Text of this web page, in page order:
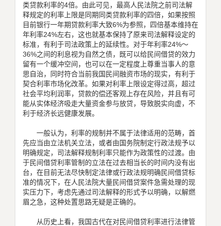
类贷款利率的4倍。由此可见，最高人民法院之前司法解
释规定的利率上限是同期同类贷款利率的四倍，如果按照
目前银行一年期贷款利率大致6%为参照，四倍基本维持在
年利率24%左右，这也就基本保持了原来司法解释设定的
标准，有利于司法政策上的延续性。对于年利率24%～
36%之间的利息视为自然之债，既可以给民间借贷的效力
留有一个缓冲空间，也可以在一定程度上尊重当事人的意
思自治，同时符合当前我国民间融资市场的现实，有利于
契合利率市场化改革。如果对利率上限设定得过高，超过
社会平均利润率，贷款的偿还客观上存在风险，并且有可
能从实体经济吸走大量资金参与放贷，导致脱实向虚，不
利于经济长远健康发展。
一般认为，利率的规制并不属于法律适用的范畴，首
先应当由立法机关立法，或者由国务院制定行政法规予以
明确规定，司法解释规制利率只能作为政策性的过渡。由
于民间借贷利率管制的立法在过去相当长的时间内没有出
台，在目前无法尽快制定法律或行政法规明确民间借贷标
准的情况下，在人民法院大量民间借贷案件急需处理的现
实压力下，考虑先通过司法解释的形式予以明确，以解燃
眉之急，这种处置思路无疑是正确的。
从历史上看，我国古代在对民间借贷利率进行法律管